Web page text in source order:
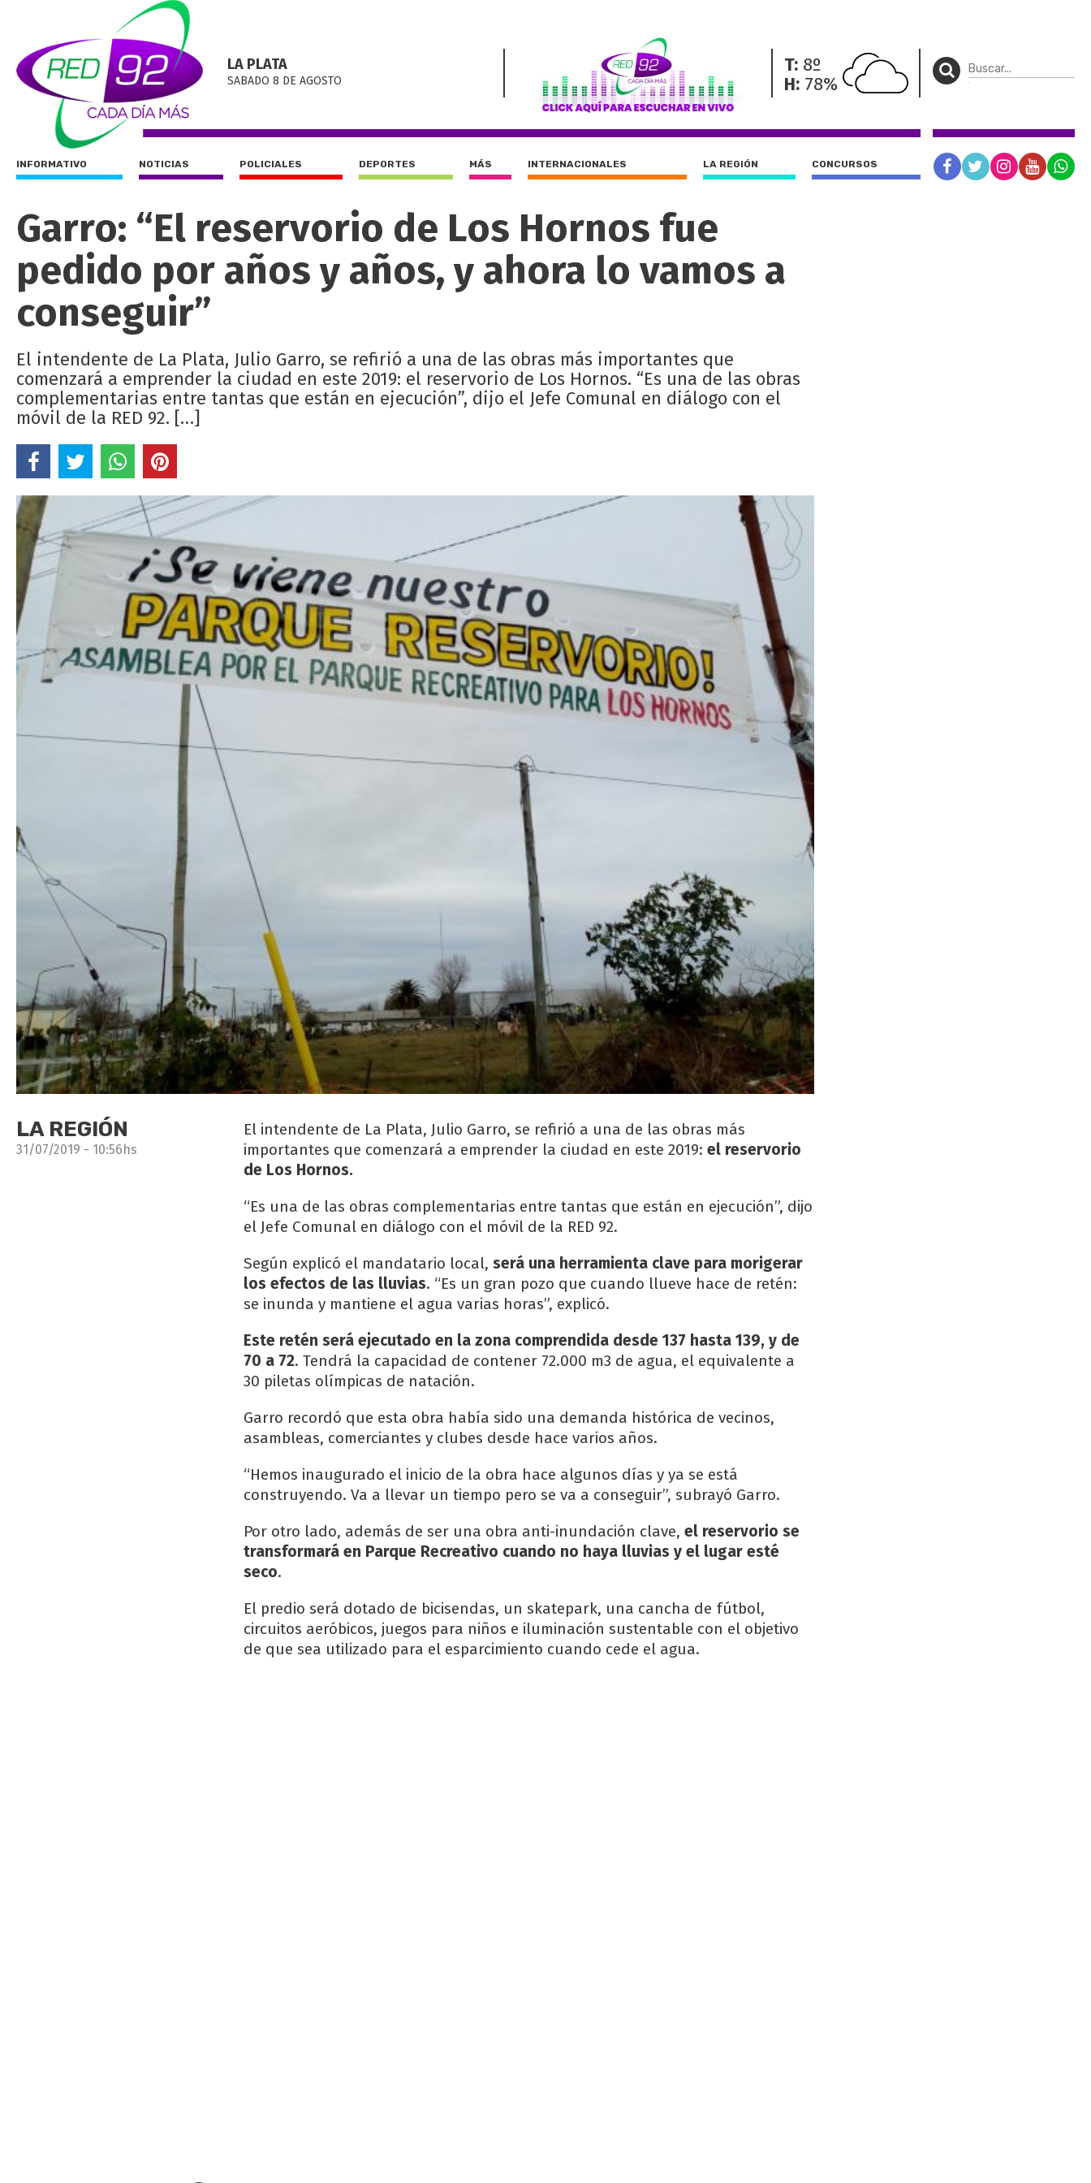
LA PLATA
SABADO 8 DE AGOSTO
T: 8º
H: 78%
INFORMATIVO NOTICIAS POLICIALES DEPORTES MÁS INTERNACIONALES LA REGIÓN CONCURSOS
Garro: “El reservorio de Los Hornos fue
pedido por años y años, y ahora lo vamos a
conseguir”
El intendente de La Plata, Julio Garro, se refirió a una de las obras más importantes que
comenzará a emprender la ciudad en este 2019: el reservorio de Los Hornos. “Es una de las obras
complementarias entre tantas que están en ejecución”, dijo el Jefe Comunal en diálogo con el
móvil de la RED 92. […]
LA REGIÓN
31/07/2019 - 10:56hs
El intendente de La Plata, Julio Garro, se refirió a una de las obras más
importantes que comenzará a emprender la ciudad en este 2019: el reservorio
de Los Hornos.
“Es una de las obras complementarias entre tantas que están en ejecución”, dijo
el Jefe Comunal en diálogo con el móvil de la RED 92.
Según explicó el mandatario local, será una herramienta clave para morigerar
los efectos de las lluvias. “Es un gran pozo que cuando llueve hace de retén:
se inunda y mantiene el agua varias horas”, explicó.
Este retén será ejecutado en la zona comprendida desde 137 hasta 139, y de
70 a 72. Tendrá la capacidad de contener 72.000 m3 de agua, el equivalente a
30 piletas olímpicas de natación.
Garro recordó que esta obra había sido una demanda histórica de vecinos,
asambleas, comerciantes y clubes desde hace varios años.
“Hemos inaugurado el inicio de la obra hace algunos días y ya se está
construyendo. Va a llevar un tiempo pero se va a conseguir”, subrayó Garro.
Por otro lado, además de ser una obra anti-inundación clave, el reservorio se
transformará en Parque Recreativo cuando no haya lluvias y el lugar esté
seco.
El predio será dotado de bicisendas, un skatepark, una cancha de fútbol,
circuitos aeróbicos, juegos para niños e iluminación sustentable con el objetivo
de que sea utilizado para el esparcimiento cuando cede el agua.